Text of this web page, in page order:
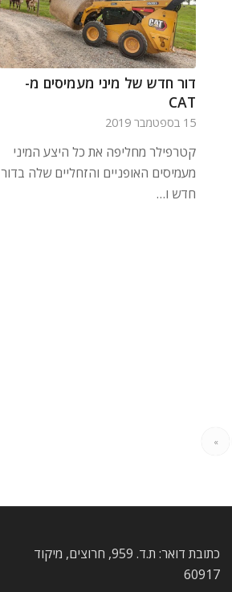
דור חדש של מיני מעמיסים מ-
CAT
15 בספטמבר 2019
קטרפילר מחליפה את כל היצע המיני
מעמיסים האופניים והזחליים שלה בדור
חדש ו…
»
כתובת דואר: ת.ד. 959, חרוצים, מיקוד
60917